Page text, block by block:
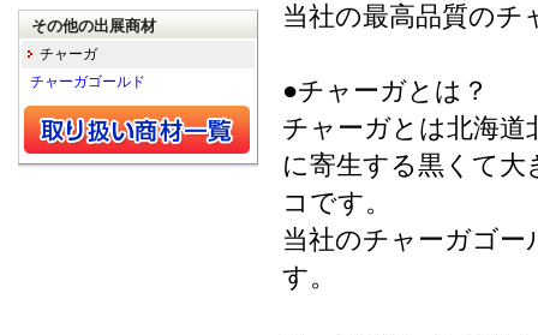
当社の最高品質の
●チャーガとは？
チャーガとは北海
に寄生する黒くて
コです。
当社のチャーガゴ
す。
その他の出展商材
チャーガ
チャーガゴールド